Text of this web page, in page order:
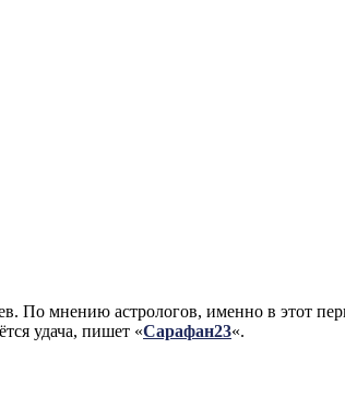
По мнению астрологов, именно в этот
удача, пишет «Сарафан23«.